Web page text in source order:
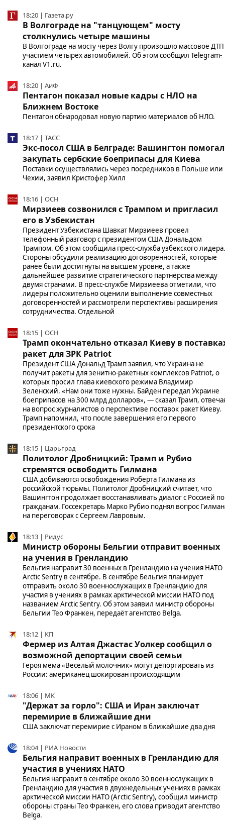
18:20 | Газета.ру
В Волгограде на "танцующем" мосту
столкнулись четыре машины
В Волгограде на мосту через Волгу произошло массовое ДТП
участием четырех автомобилей. Об этом сообщил Telegram-
канал V1.ru.
18:20 | АиФ
Пентагон показал новые кадры с НЛО на
Ближнем Востоке
Пентагон обнародовал новую партию материалов об НЛО.
18:17 | ТАСС
Экс-посол США в Белграде: Вашингтон помогал
закупать сербские боеприпасы для Киева
Поставки осуществлялись через посредников в Польше или
Чехии, заявил Кристофер Хилл
18:16 | ОСН
Мирзиеев созвонился с Трампом и пригласил
его в Узбекистан
Президент Узбекистана Шавкат Мирзиеев провел
телефонный разговор с президентом США Дональдом
Трампом. Об этом сообщила пресс-служба узбекского лидера.
Стороны обсудили реализацию договоренностей, которые
ранее были достигнуты на высшем уровне, а также
дальнейшее развитие стратегического партнерства между
двумя странами. В пресс-службе Мирзиеева отметили, что
лидеры положительно оценили выполнение совместных
договоренностей и рассмотрели перспективы расширения
сотрудничества. Отдельной
18:15 | ОСН
Трамп окончательно отказал Киеву в
ракет для ЗРК Patriot
Президент США Дональд Трамп заявил, что Украина не
получит ракеты для зенитно-ракетных комплексов Patriot, о
которых просил глава киевского режима Владимир
Зеленский. «Нам они тоже нужны. Байден передал Украине
боеприпасов на 300 млрд долларов», — сказал Трамп,
на вопрос журналистов о перспективе поставок ракет Киеву.
Трамп напомнил, что после завершения его первого
президентского срока
18:15 | Царьград
Политолог Дробницкий: Трамп и Рубио
стремятся освободить Гилмана
США добиваются освобождения Роберта Гилмана из
российской тюрьмы. Политолог Дробницкий считает, что
Вашингтон продолжает восстанавливать диалог с Россией по
гражданам. Госсекретарь Марко Рубио поднял вопрос
на переговорах с Сергеем Лавровым.
18:13 | Ридус
Министр обороны Бельгии отправит военных
на учения в Гренландию
Бельгия направит 30 военных в Гренландию на учения НАТО
Arctic Sentry в сентябре. В сентябре Бельгия планирует
отправить около 30 военнослужащих в Гренландию для
участия в учениях в рамках арктической миссии НАТО под
названием Arctic Sentry. Об этом заявил министр обороны
Бельгии Тео Франкен, передаёт агентство Belga.
18:12 | КП
Фермер из Алтая Джастас Уолкер сообщил о
возможной депортации своей семьи
Героя мема «Веселый молочник» могут депортировать из
России: американец шокирован происходящим
18:06 | МК
"Держат за горло": США и Иран заключат
перемирие в ближайшие дни
США заключат перемирие с Ираном в ближайшие два дня
18:04 | РИА Новости
Бельгия направит военных в Гренландию для
участия в учениях НАТО
Бельгия направит в сентябре около 30 военнослужащих в
Гренландию для участия в двухнедельных учениях в рамках
арктической миссии НАТО (Arctic Sentry), сообщил министр
обороны страны Тео Франкен, его слова приводит агентство
Belga.